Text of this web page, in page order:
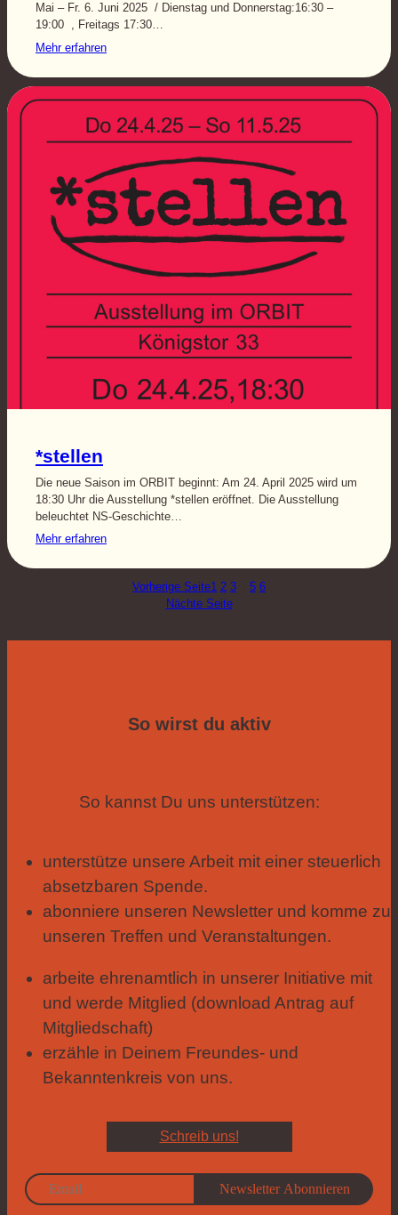
Mai – Fr. 6. Juni 2025 / Dienstag und Donnerstag:16:30 –
19:00 , Freitags 17:30…
Mehr erfahren
*stellen
Die neue Saison im ORBIT beginnt: Am 24. April 2025 wird um
18:30 Uhr die Ausstellung *stellen eröffnet. Die Ausstellung
beleuchtet NS-Geschichte…
Mehr erfahren
Vorherige Seite1 2 3 5 6
Nächte Seite
So wirst du aktiv
So kannst Du uns unterstützen:
unterstütze unsere Arbeit mit einer steuerlich
absetzbaren Spende.
abonniere unseren Newsletter und komme zu
unseren Treffen und Veranstaltungen.
arbeite ehrenamtlich in unserer Initiative mit
und werde Mitglied (download Antrag auf
Mitgliedschaft)
erzähle in Deinem Freundes- und
Bekanntenkreis von uns.
Schreib uns!